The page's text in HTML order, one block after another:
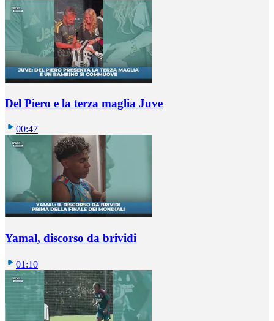
Del Piero e la terza maglia Juve
00:47
Yamal, discorso da brividi
01:10